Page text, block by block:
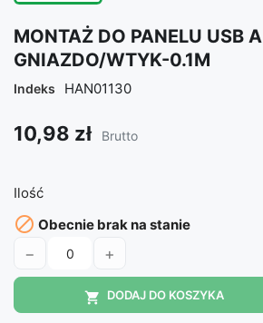
MONTAŻ DO PANELU USB A
GNIAZDO/WTYK-0.1M
Indeks HAN01130
10,98 zł Brutto
Ilość
 Obecnie brak na stanie
− +
 DODAJ DO KOSZYKA